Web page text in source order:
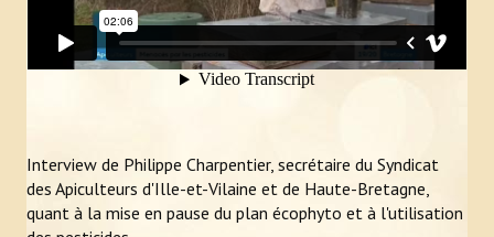
Interview de Philippe Charpentier, secrétaire du Syndicat
des Apiculteurs d'Ille-et-Vilaine et de Haute-Bretagne,
quant à la mise en pause du plan écophyto et à l'utilisation